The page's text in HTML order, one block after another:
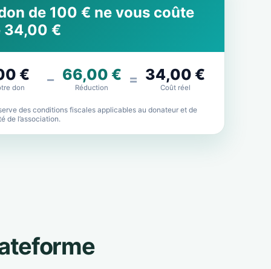
de 100 € ne vous coûte
34,00 €
€
don
− 66,00 €
Réduction
= 34,00 €
Coût réel
des conditions fiscales applicables au donateur et de
de l’association.